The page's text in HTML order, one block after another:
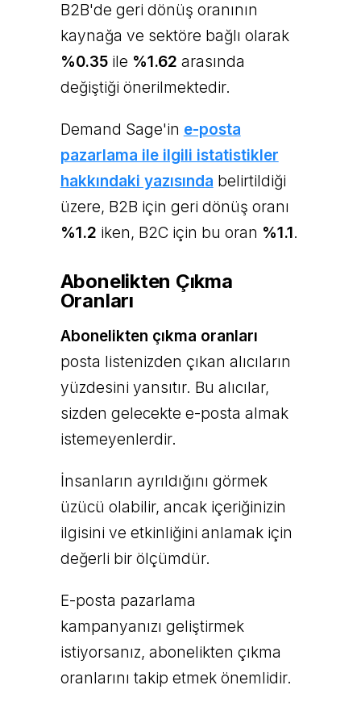
B2B'de geri dönüş oranının
kaynağa ve sektöre bağlı olarak
%0.35ile %1.62 arasında
değiştiği önerilmektedir.
Demand Sage'in e-posta
pazarlama ile ilgili istatistikler
hakkındaki yazısında belirtildiği
üzere, B2B için geri dönüş oranı
%1.2 iken, B2C için bu oran %1.1.
Abonelikten Çıkma
Oranları
Abonelikten çıkma oranları
posta listenizden çıkan alıcıların
yüzdesini yansıtır. Bu alıcılar,
sizden gelecekte e-posta almak
istemeyenlerdir.
İnsanların ayrıldığını görmek
üzücü olabilir, ancak içeriğinizin
ilgisini ve etkinliğini anlamak için
değerli bir ölçümdür.
E-posta pazarlama
kampanyanızı geliştirmek
istiyorsanız, abonelikten çıkma
oranlarını takip etmek önemlidir.